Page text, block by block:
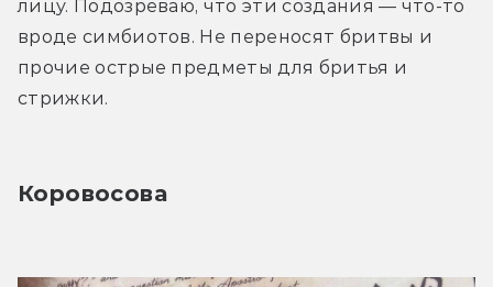
лицу. Подозреваю, что эти создания — что-то
вроде симбиотов. Не переносят бритвы и
прочие острые предметы для бритья и
стрижки.
Коровосова